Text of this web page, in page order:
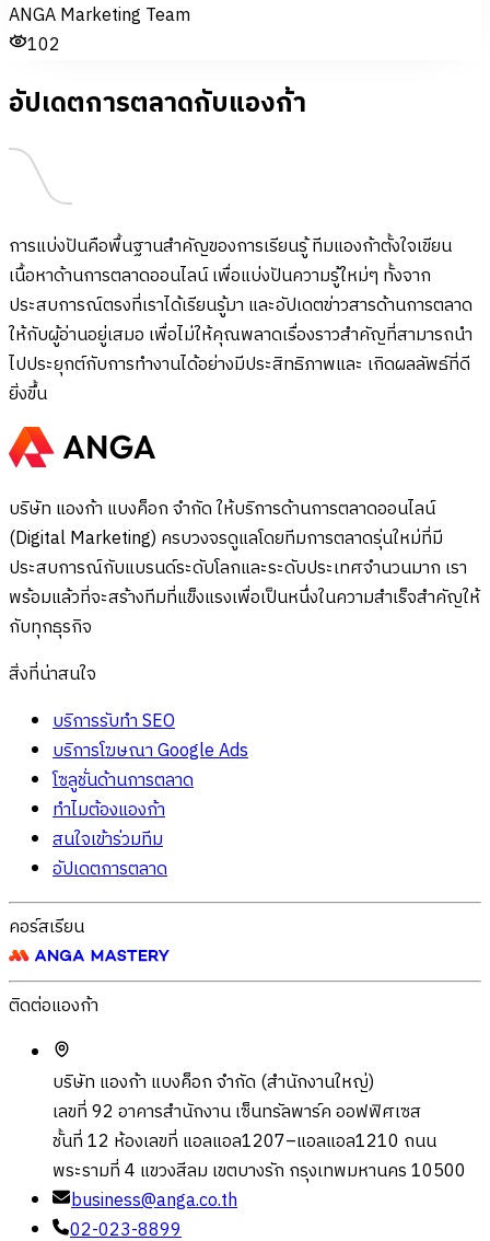
ANGA Marketing Team
102
อัปเดตการตลาดกับแองก้า
การแบ่งปันคือพื้นฐานสำคัญของการเรียนรู้ ทีมแองก้าตั้งใจเขียน
เนื้อหาด้านการตลาดออนไลน์ เพื่อแบ่งปันความรู้ใหม่ๆ ทั้งจาก
ประสบการณ์ตรงที่เราได้เรียนรู้มา และอัปเดตข่าวสารด้านการตลาด
ให้กับผู้อ่านอยู่เสมอ เพื่อไม่ให้คุณพลาดเรื่องราวสำคัญที่สามารถนำ
ไปประยุกต์กับการทำงานได้อย่างมีประสิทธิภาพและ เกิดผลลัพธ์ที่ดี
ยิ่งขึ้น
บริษัท แองก้า แบงค็อก จำกัด ให้บริการด้านการตลาดออนไลน์
(Digital Marketing) ครบวงจรดูแลโดยทีมการตลาดรุ่นใหม่ที่มี
ประสบการณ์กับแบรนด์ระดับโลกและระดับประเทศจำนวนมาก เรา
พร้อมแล้วที่จะสร้างทีมที่แข็งแรงเพื่อเป็นหนึ่งในความสำเร็จสำคัญให้
กับทุกธุรกิจ
สิ่งที่น่าสนใจ
บริการรับทำ SEO
บริการโฆษณา Google Ads
โซลูชั่นด้านการตลาด
ทำไมต้องแองก้า
สนใจเข้าร่วมทีม
อัปเดตการตลาด
คอร์สเรียน
ติดต่อแองก้า
บริษัท แองก้า แบงค็อก จำกัด (สำนักงานใหญ่)
เลขที่ 92 อาคารสำนักงาน เซ็นทรัลพาร์ค ออฟฟิศเซส
ชั้นที่ 12 ห้องเลขที่ แอลแอล1207–แอลแอล1210 ถนน
พระรามที่ 4 แขวงสีลม เขตบางรัก กรุงเทพมหานคร 10500
business@anga.co.th
02-023-8899